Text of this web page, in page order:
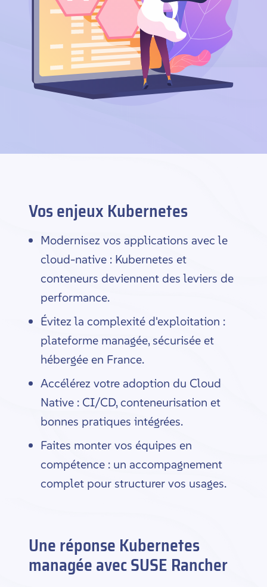
Vos enjeux Kubernetes
Modernisez vos applications avec le
cloud-native : Kubernetes et
conteneurs deviennent des leviers de
performance.
Évitez la complexité d'exploitation :
plateforme managée, sécurisée et
hébergée en France.
Accélérez votre adoption du Cloud
Native : CI/CD, conteneurisation et
bonnes pratiques intégrées.
Faites monter vos équipes en
compétence : un accompagnement
complet pour structurer vos usages.
Une réponse Kubernetes
managée avec SUSE Rancher